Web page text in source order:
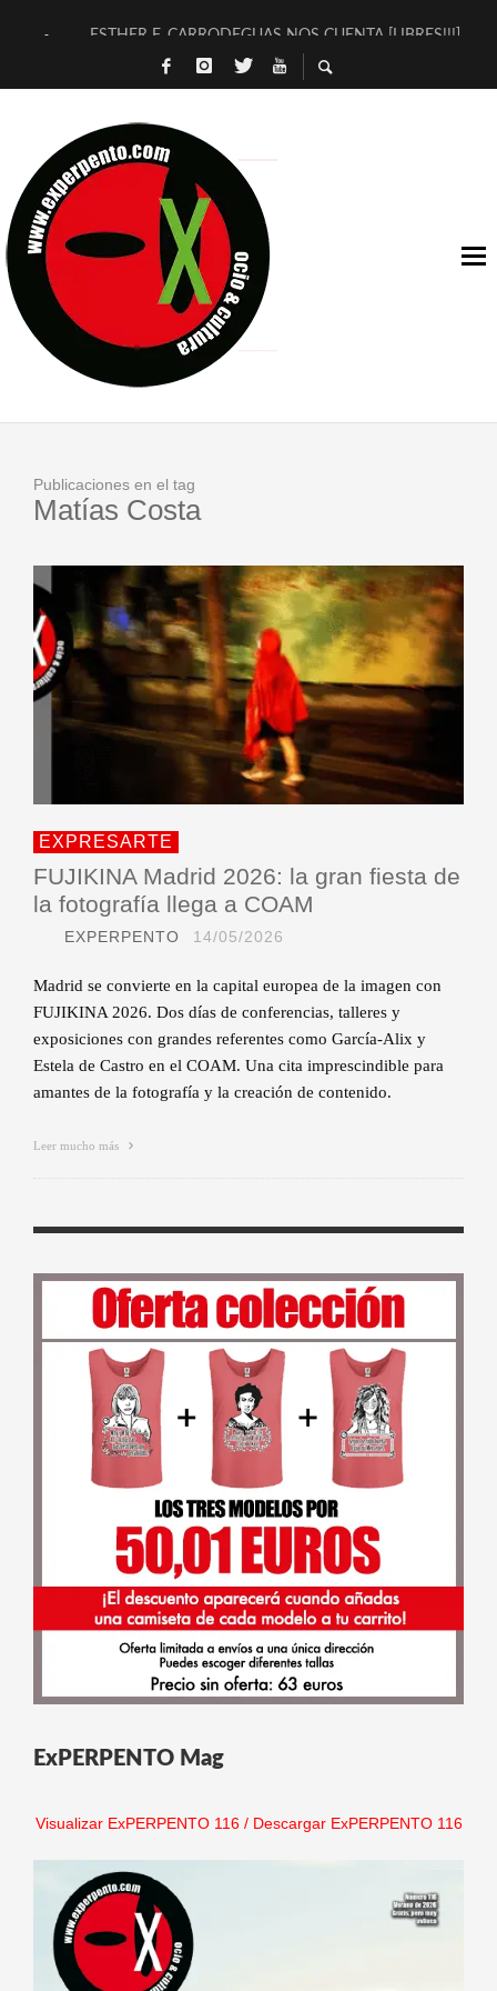
ESTHER F. CARRODEGUAS NOS CUENTA [LIBRES!!!]
[TERRA DE GUAPES] DE SANDRA MONFORT
TIMBRE 4, LA ESCUELA DEL DIRECTOR TEATRAL CLAUDIO
30 AÑOS (NO ES NADA) DE LA KATARSIS DEL TOMATAZO
MILITARES JUDÍAS EN #EXVITA
D’BALDOMEROS REINVENTAN [BITÁCORA 3.0] EN EXVITA
MARSHALL FLASH PRESENTA EN EXVITA [RELATIVA
JOFRE BARDAGÍ EN EXVITA INTERPRETANDO A SERRAT
Publicaciones en el tag
Matías Costa
EXPRESARTE
FUJIKINA Madrid 2026: la gran fiesta de
la fotografía llega a COAM
EXPERPENTO 14/05/2026
Madrid se convierte en la capital europea de la imagen con
FUJIKINA 2026. Dos días de conferencias, talleres y
exposiciones con grandes referentes como García-Alix y
Estela de Castro en el COAM. Una cita imprescindible para
amantes de la fotografía y la creación de contenido.
Leer mucho más
ExPERPENTO Mag
Visualizar ExPERPENTO 116/ Descargar ExPERPENTO 116